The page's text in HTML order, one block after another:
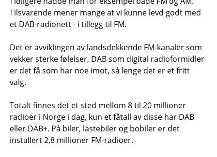
Tilsvarende mener mange at vi kunne levd godt med
et DAB-radionett - i tillegg til FM.
Det er avviklingen av landsdekkende FM-kanaler som
vekker sterke følelser, DAB som digital radioformidler
er det få som har noe imot, så lenge det er et fritt
valg.
Totalt finnes det et sted mellom 8 til 20 millioner
radioer i Norge i dag, kun et fåtall av disse har DAB
eller DAB+. På biler, lastebiler og bobiler er det
installert 2,8 millioner FM-radioer.